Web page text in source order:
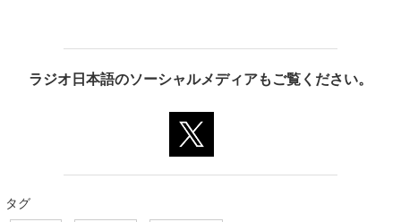
ラジオ日本語のソーシャルメディアもご覧ください。
タグ